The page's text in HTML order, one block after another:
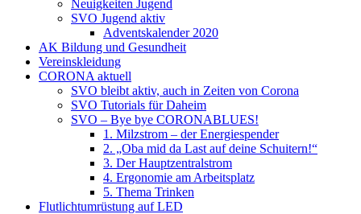
Neuigkeiten Jugend
SVO Jugend aktiv
Adventskalender 2020
AK Bildung und Gesundheit
Vereinskleidung
CORONA aktuell
SVO bleibt aktiv, auch in Zeiten von Corona
SVO Tutorials für Daheim
SVO – Bye bye CORONABLUES!
1. Milzstrom – der Energiespender
2. „Oba mid da Last auf deine Schuitern!“
3. Der Hauptzentralstrom
4. Ergonomie am Arbeitsplatz
5. Thema Trinken
Flutlichtumrüstung auf LED